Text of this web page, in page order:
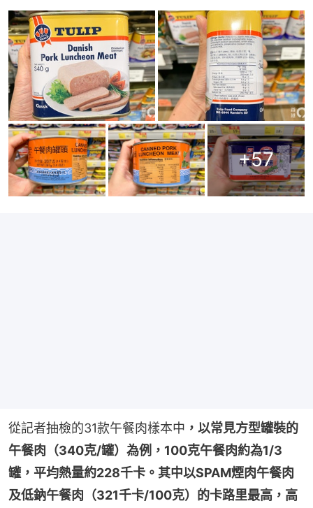
+57
從記者抽檢的31款午餐肉樣本中 ，以常見方型罐裝的
午餐肉（340克/罐）為例，100克午餐肉約為1/3
罐，平均熱量約228千卡。其中以SPAM煙肉午餐肉
及低鈉午餐肉（321千卡/100克）的卡路里最高，高